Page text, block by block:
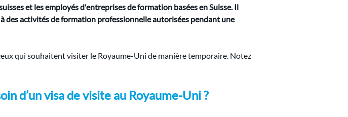
et les employés d'entreprises de formation basées en Suisse. Il
des activités de formation professionnelle autorisées pendant une
qui souhaitent visiter le Royaume-Uni de manière temporaire. Notez
d’un visa de visite au Royaume-Uni ?